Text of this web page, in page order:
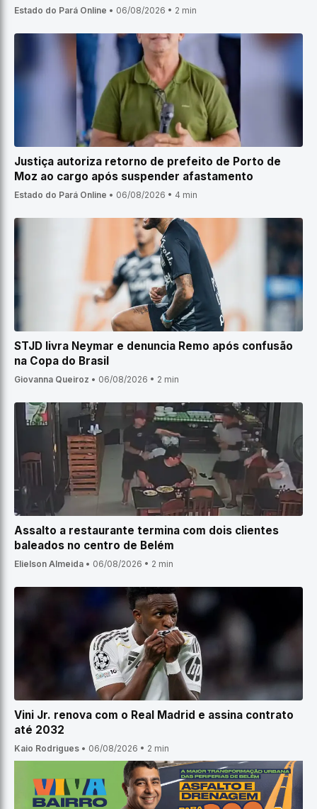
Estado do Pará Online • 06/08/2026 • 2 min
Justiça autoriza retorno de prefeito de Porto de
Moz ao cargo após suspender afastamento
Estado do Pará Online • 06/08/2026 • 4 min
STJD livra Neymar e denuncia Remo após confusão
na Copa do Brasil
Giovanna Queiroz • 06/08/2026 • 2 min
Assalto a restaurante termina com dois clientes
baleados no centro de Belém
Elielson Almeida • 06/08/2026 • 2 min
Vini Jr. renova com o Real Madrid e assina contrato
até 2032
Kaio Rodrigues • 06/08/2026 • 2 min